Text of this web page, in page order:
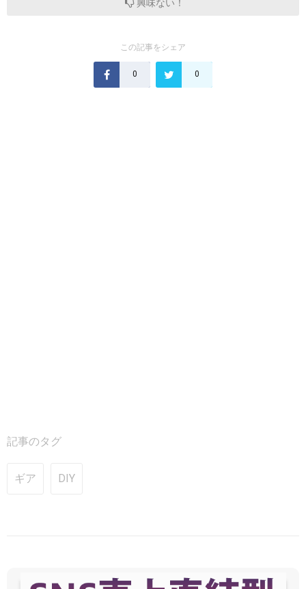
興味ない！
この記事をシェア
0 0
記事のタグ
ギア DIY